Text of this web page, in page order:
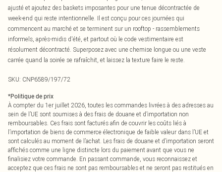
ajusté et ajoutez des baskets imposantes pour une tenue décontractée de
week-end qui reste intentionnelle. Il est conçu pour ces journées qui
commencent au marché et se terminent sur un rooftop - rassemblements
informels, après-midis d'été, et partout où le code vestimentaire est
résolument décontracté. Superposez avec une chemise longue ou une veste
carrée quand la soirée se rafraîchit, et laissez la texture faire le reste.
SKU: CNP6589/197/72
*Politique de prix
À compter du 1er juillet 2026, toutes les commandes livrées à des adresses au
sein de l’UE sont soumises à des frais de douane et d’importation non
remboursables. Ces frais sont facturés afin de couvrir les coûts liés à
l’importation de biens de commerce électronique de faible valeur dans l’UE et
sont calculés au moment de l’achat. Les frais de douane et d’importation seront
affichés comme une ligne distincte lors du paiement avant que vous ne
finalisiez votre commande. En passant commande, vous reconnaissez et
acceptez que ces frais ne sont pas remboursables et ne seront pas restitués en